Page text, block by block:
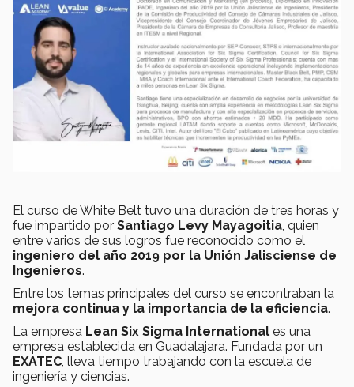
El curso de White Belt tuvo una duración de tres horas y
fue impartido por Santiago Levy Mayagoitia, quien
entre varios de sus logros fue reconocido como el
ingeniero del año 2019 por la Unión Jalisciense de
Ingenieros.
Entre los temas principales del curso se encontraban la
mejora continua y la importancia de la eficiencia.
La empresa Lean Six Sigma International es una
empresa establecida en Guadalajara. Fundada por un
EXATEC, lleva tiempo trabajando con la escuela de
ingeniería y ciencias.